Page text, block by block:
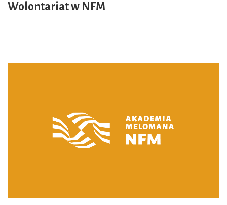
Wolontariat w NFM